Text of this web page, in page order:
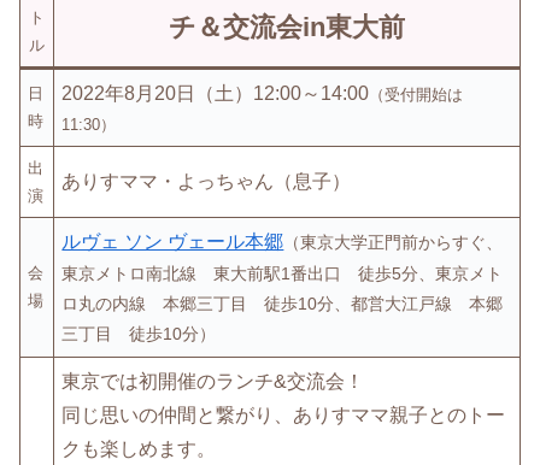
ト
ル
チ＆交流会in東大前
日
時
2022年8月20日（土）12:00～14:00 （受付開始は
11:30）
出
演
ありすママ・よっちゃん（息子）
会
場
ルヴェ ソン ヴェール本郷 （東京大学正門前からすぐ、
東京メトロ南北線 東大前駅1番出口 徒歩5分、東京メト
ロ丸の内線 本郷三丁目 徒歩10分、都営大江戸線 本郷
三丁目 徒歩10分）
東京では初開催のランチ&交流会！
同じ思いの仲間と繋がり、ありすママ親子とのトー
クも楽しめます。